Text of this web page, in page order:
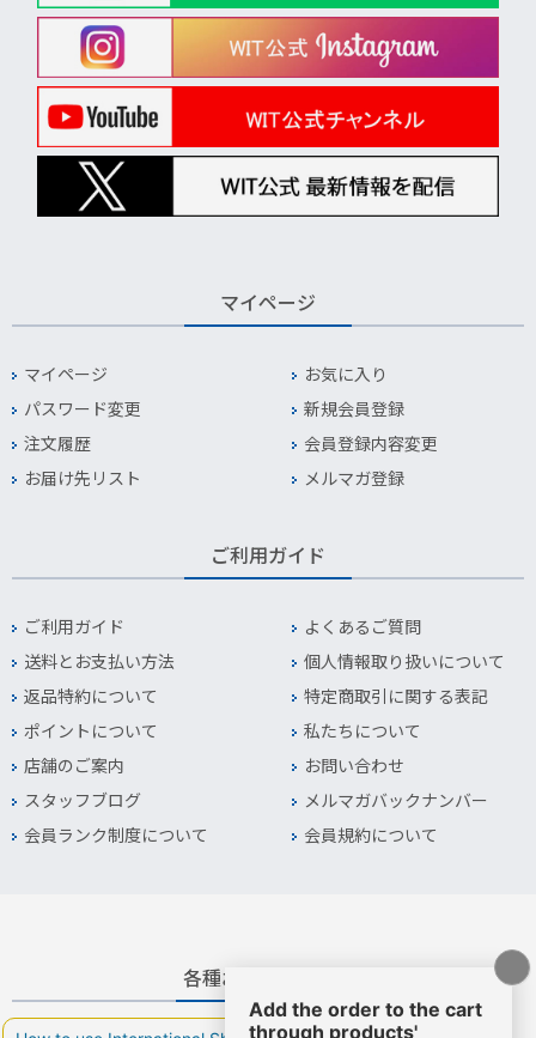
マイページ
マイページ
お気に入り
パスワード変更
新規会員登録
注文履歴
会員登録内容変更
お届け先リスト
メルマガ登録
ご利用ガイド
ご利用ガイド
よくあるご質問
送料とお支払い方法
個人情報取り扱いについて
返品特約について
特定商取引に関する表記
ポイントについて
私たちについて
店舗のご案内
お問い合わせ
スタッフブログ
メルマガバックナンバー
会員ランク制度について
会員規約について
各種お問い合わせ